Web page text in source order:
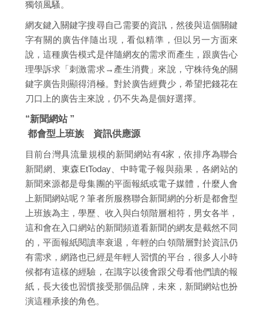
獨領風騷。
網友鍵入關鍵字搜尋自己需要的資訊，然後與這個關鍵
字有關的廣告伴隨出現，看似精準，但以另一方面來
說，這種廣告模式是伴隨網友的需求而產生，跟廣告心
理學訴求「刺激需求→產生消費」來說，守株待兔的關
鍵字廣告則顯得消極。對於廣告經費少，希望把錢花在
刀口上的廣告主來說，仍不失為是個好選擇。
“新聞網站 ”
都會型上班族 資訊供應源
目前台灣具流量規模的新聞網站有4家，依排序為聯合
新聞網、東森EtToday、中時電子報與蘋果，各網站的
新聞來源都是母集團的平面報紙或電子媒體，什麼人會
上新聞網站呢？筆者所服務聯合新聞網的分析是都會型
上班族為主，學歷、收入與白領階層相符，男女各半，
這和會在入口網站的新聞頻道看新聞的網友是截然不同
的，平面報紙閱讀率衰退，年輕的白領階層對於資訊仍
有需求，網路也已經是年輕人習慣的平台，很多人小時
候都有這樣的經驗，在識字以後會跟父母看他們讀的報
紙，長大後也習慣接受那個品牌，未來，新聞網站也扮
演這種承接的角色。